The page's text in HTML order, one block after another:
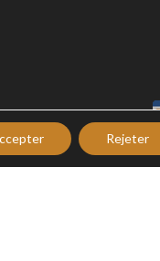
Rejeter